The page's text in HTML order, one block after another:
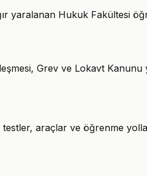
yaralanan Hukuk Fakültesi
Grev ve Lokavt
araçlar ve öğrenme